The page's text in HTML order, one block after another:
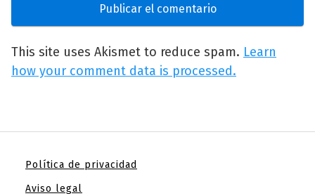
This site uses Akismet to reduce spam. Learn
how your comment data is processed.
Política de privacidad
Aviso legal